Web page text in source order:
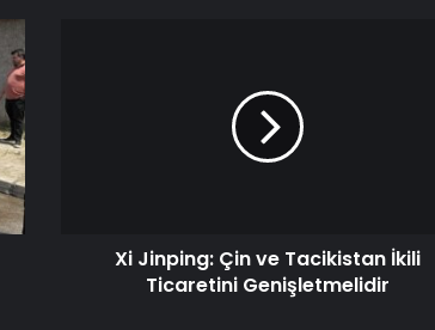
Xi Jinping: Çin ve Tacikistan İkili
Ticaretini Genişletmelidir